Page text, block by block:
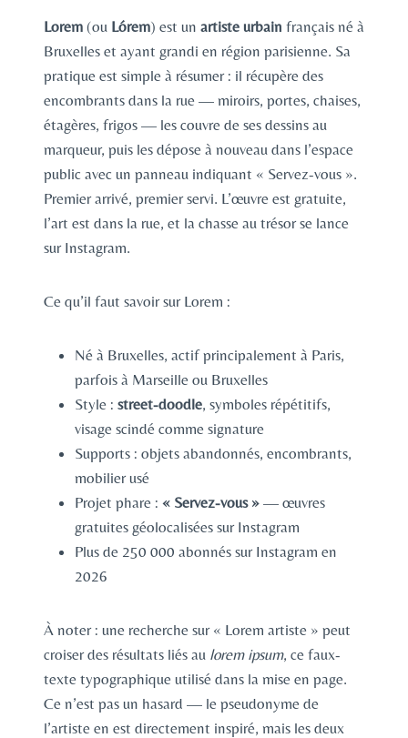
Lorem (ou Lórem) est un artiste urbain français né à
Bruxelles et ayant grandi en région parisienne. Sa
pratique est simple à résumer : il récupère des
encombrants dans la rue — miroirs, portes, chaises,
étagères, frigos — les couvre de ses dessins au
marqueur, puis les dépose à nouveau dans l’espace
public avec un panneau indiquant « Servez-vous ».
Premier arrivé, premier servi. L’œuvre est gratuite,
l’art est dans la rue, et la chasse au trésor se lance
sur Instagram.
Ce qu’il faut savoir sur Lorem :
Né à Bruxelles, actif principalement à Paris,
parfois à Marseille ou Bruxelles
Style : street-doodle, symboles répétitifs,
visage scindé comme signature
Supports : objets abandonnés, encombrants,
mobilier usé
Projet phare : « Servez-vous » — œuvres
gratuites géolocalisées sur Instagram
Plus de 250 000 abonnés sur Instagram en
2026
À noter : une recherche sur « Lorem artiste » peut
croiser des résultats liés au lorem ipsum, ce faux-
texte typographique utilisé dans la mise en page.
Ce n’est pas un hasard — le pseudonyme de
l’artiste en est directement inspiré, mais les deux